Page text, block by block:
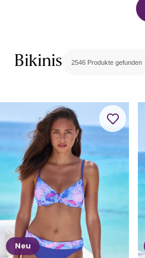
Bikinis 2546 Produkte gefunden
Neu